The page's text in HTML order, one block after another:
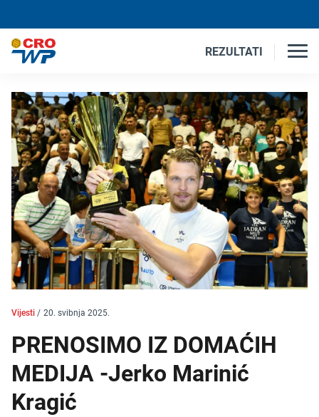
REZULTATI
Vijesti / 20. svibnja 2025.
PRENOSIMO IZ DOMAĆIH
MEDIJA -Jerko Marinić
Kragić